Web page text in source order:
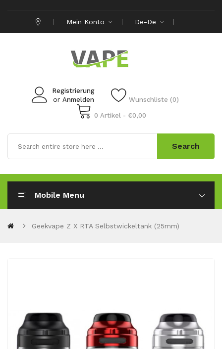
Mein Konto De-De
Registrierung
or Anmelden Wunschliste (0)
0 Artikel - €0,00
Search
Mobile Menu
Geekvape Z X RTA Selbstwickeltank (25mm)